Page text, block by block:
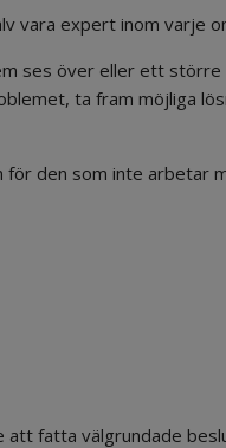
vara expert inom varje
ses över eller ett
ta fram möjliga
den som inte arbetar
fatta välgrundade